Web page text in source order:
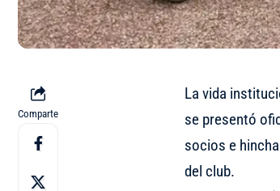
Comparte
La vida
se presentó
socios e
del club.